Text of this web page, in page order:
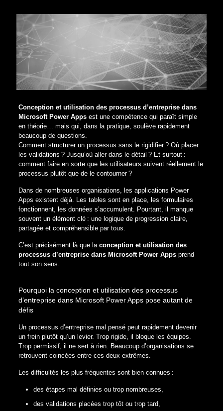
Conception et utilisation des processus d’entreprise dans
Microsoft Power Appsest une compétence qui paraît simple
en théorie… mais qui, dans la pratique, soulève rapidement
beaucoup de questions.
Comment structurer un processus sans le rigidifier ? Où placer
les validations ? Jusqu’où aller dans le détail ? Et surtout :
comment faire en sorte que les utilisateurs suivent réellement le
processus plutôt que de le contourner ?
Dans de nombreuses organisations, les applications Power
Apps existent déjà. Les tables sont en place, les formulaires
fonctionnent, les données s’accumulent. Pourtant, il manque
souvent un élément clé : une logique de progression claire,
partagée et compréhensible par tous.
C’est précisément là que la conception et utilisation des
processus d’entreprise dans Microsoft Power Appsprend
tout son sens.
Pourquoi la conception et utilisation des processus
d’entreprise dans Microsoft Power Apps pose autant de
défis
Un processus d’entreprise mal pensé peut rapidement devenir
un frein plutôt qu’un levier. Trop rigide, il bloque les équipes.
Trop permissif, il ne sert à rien. Beaucoup d’organisations se
retrouvent coincées entre ces deux extrêmes.
Les difficultés les plus fréquentes sont bien connues :
des étapes mal définies ou trop nombreuses,
des validations placées trop tôt ou trop tard,